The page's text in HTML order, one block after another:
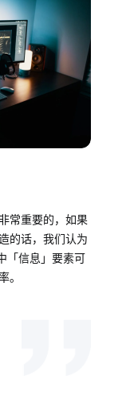
常重要的，如果
的话，我们认为
「信息」要素可
。